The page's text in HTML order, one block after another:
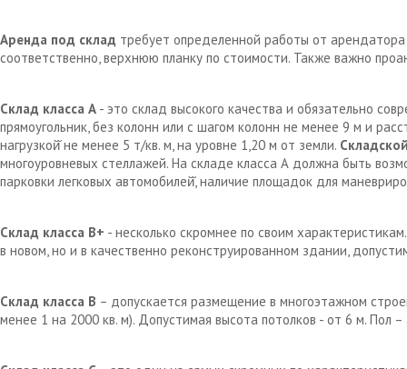
Аренда под склад требует определенной работы от
соответственно, верхнюю планку по стоимости. Также важно
Склад класса А - это склад высокого качества и обязательно
прямоугольник, без колонн или с шагом колонн не менее 9 м и
нагрузкой̆ не менее 5 т/кв. м, на уровне 1,20 м от земли.
многоуровневых стеллажей. На складе класса А должна быть
парковки легковых автомобилей̆, наличие площадок для
Склад класса В+ - несколько скромнее по своим
в новом, но и в качественно реконструированном здании,
Склад класса В – допускается размещение в многоэтажном
менее 1 на 2000 кв. м). Допустимая высота потолков - от 6 м. Пол